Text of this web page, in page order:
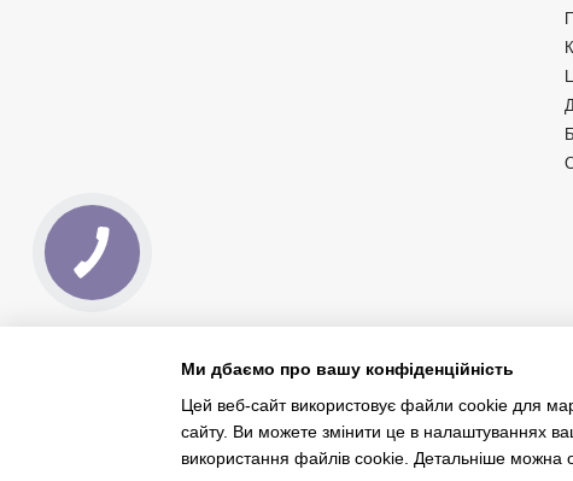
Ми дбаємо про вашу конфіденційність
Цей веб-сайт використовує файли cookie для
сайту. Ви можете змінити це в налаштуваннях
використання файлів cookie. Детальніше можна